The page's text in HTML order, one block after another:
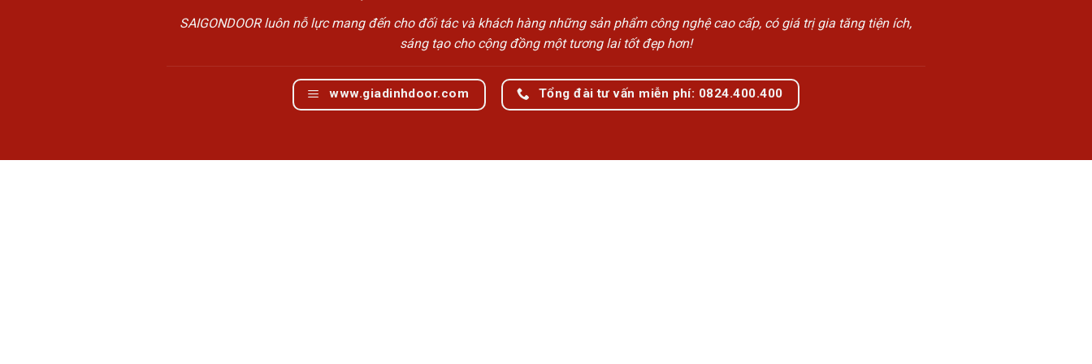
SAIGONDOOR luôn nỗ lực mang đến cho đối tác và khách hàng những sản phẩm công nghệ cao cấp, có giá trị gia tăng tiện ích,
sáng tạo cho cộng đồng một tương lai tốt đẹp hơn!
www.giadinhdoor.com Tổng đài tư vấn miễn phí: 0824.400.400